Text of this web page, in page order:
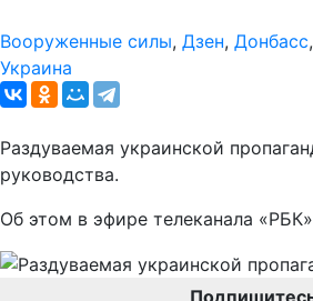
Вооруженные силы, Дзен, Донбасс,
Украина
Раздуваемая украинской
руководства.
Об этом в эфире телеканала